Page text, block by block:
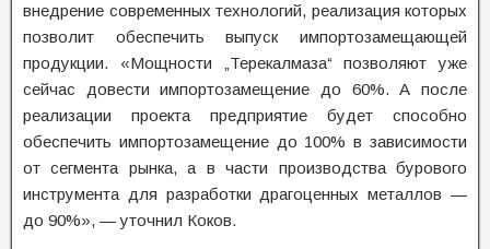
внедрение современных технологий, реализация которых
позволит обеспечить выпуск импортозамещающей
продукции. «Мощности „Терекалмаза“ позволяют уже
сейчас довести импортозамещение до 60%. А после
реализации проекта предприятие будет способно
обеспечить импортозамещение до 100% в зависимости
от сегмента рынка, а в части производства бурового
инструмента для разработки драгоценных металлов —
до 90%», — уточнил Коков.